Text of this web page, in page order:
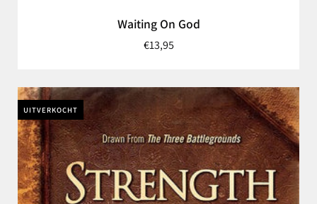
Waiting On God
€13,95
UITVERKOCHT